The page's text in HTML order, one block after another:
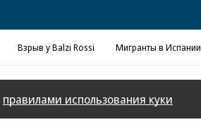
Взрыв у Balzi Rossi Мигранты в Испании
правилами использования куки